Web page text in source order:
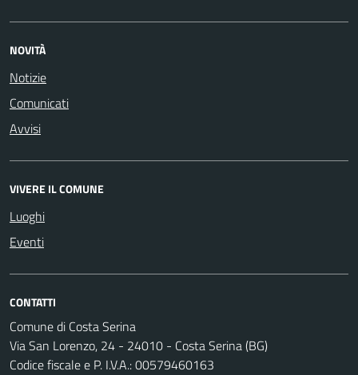
NOVITÀ
Notizie
Comunicati
Avvisi
VIVERE IL COMUNE
Luoghi
Eventi
CONTATTI
Comune di Costa Serina
Via San Lorenzo, 24 - 24010 - Costa Serina (BG)
Codice fiscale e P. I.V.A.: 00579460163